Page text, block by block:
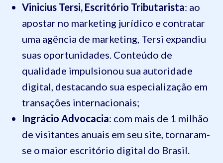
Vinicius Tersi, Escritório Tributarista: ao
apostar no marketing jurídico e contratar
uma agência de marketing, Tersi expandiu
suas oportunidades. Conteúdo de
qualidade impulsionou sua autoridade
digital, destacando sua especialização em
transações internacionais;
Ingrácio Advocacia: com mais de 1 milhão
de visitantes anuais em seu site, tornaram-
se o maior escritório digital do Brasil.